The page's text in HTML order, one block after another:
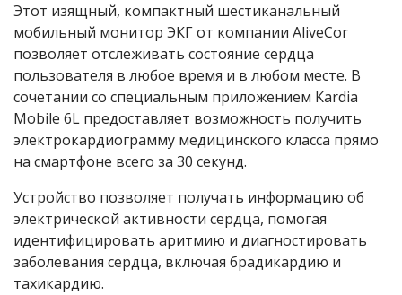
Этот изящный, компактный шестиканальный
мобильный монитор ЭКГ от компании AliveCor
позволяет отслеживать состояние сердца
пользователя в любое время и в любом месте. В
сочетании со специальным приложением Kardia
Mobile 6L предоставляет возможность получить
электрокардиограмму медицинского класса прямо
на смартфоне всего за 30 секунд.
Устройство позволяет получать информацию об
электрической активности сердца, помогая
идентифицировать аритмию и диагностировать
заболевания сердца, включая брадикардию и
тахикардию.